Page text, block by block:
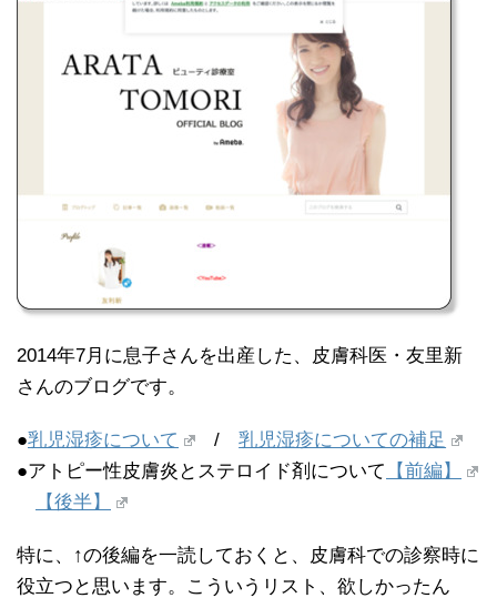
2014年7月に息子さんを出産した、皮膚科医・友里新
さんのブログです。
●乳児湿疹について /乳児湿疹についての補足
●アトピー性皮膚炎とステロイド剤について
【前編】
【後半】
特に、↑の後編を一読しておくと、皮膚科での診察時に
役立つと思います。こういうリスト、欲しかったん